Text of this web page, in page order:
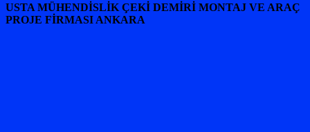
USTA MÜHENDİSLİK ÇEKİ DEMİRİ MONTAJ VE ARAÇ
PROJE FİRMASI ANKARA